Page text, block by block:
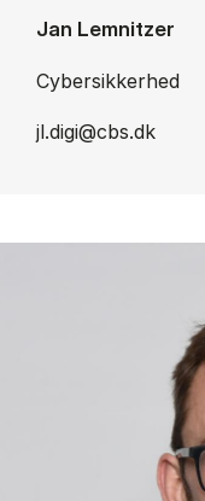
Jan Lemnitzer
Cybersikkerhed
jl.digi@cbs.dk